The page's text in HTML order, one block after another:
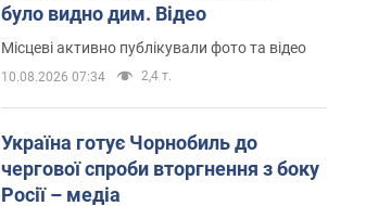
було видно дим. Відео
Місцеві активно публікували фото та відео
10.08.2026 07:34 2,4 т.
Україна готує Чорнобиль до
чергової спроби вторгнення з боку
Росії – медіа